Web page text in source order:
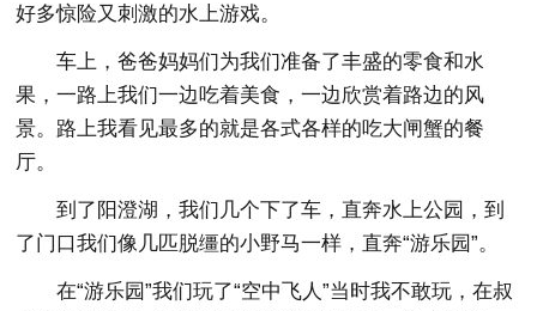
好多惊险又刺激的水上游戏。
车上，爸爸妈妈们为我们准备了丰盛的零食和水
果，一路上我们一边吃着美食，一边欣赏着路边的风
景。路上我看见最多的就是各式各样的吃大闸蟹的餐
厅。
到了阳澄湖，我们几个下了车，直奔水上公园，到
了门口我们像几匹脱缰的小野马一样，直奔“游乐园”。
在“游乐园”我们玩了“空中飞人”当时我不敢玩，在叔